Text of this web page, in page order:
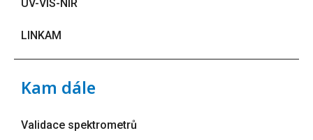
UV-VIS-NIR
LINKAM
Kam dále
Validace spektrometrů